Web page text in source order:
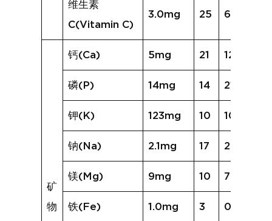
维生素
C(Vitamin C)
3.0mg 25 6.5mg
矿
物
钙(Ca) 5mg 21 12mg
磷(P) 14mg 14 21mg
钾(K) 123mg 10 106mg
钠(Na) 2.1mg 17 2.3mg
镁(Mg) 9mg 10 7mg
铁(Fe) 1.0mg 3 0.7mg